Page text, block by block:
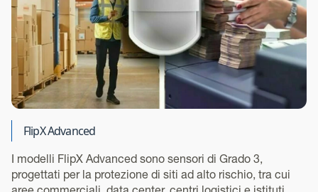
FlipX Advanced
I modelli FlipX Advanced sono sensori di Grado 3,
progettati per la protezione di siti ad alto rischio, tra cui